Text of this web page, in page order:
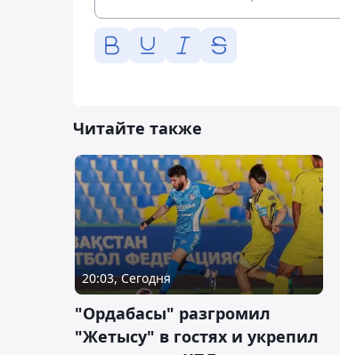
Читайте также
20:03, Сегодня
"Ордабасы" разгромил
"Жетысу" в гостях и укрепил